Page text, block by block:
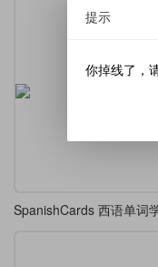
提示
你掉线了，